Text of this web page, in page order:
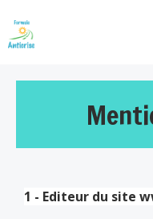
1 - Editeur du site